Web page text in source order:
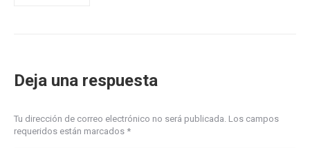
Deja una respuesta
Tu dirección de correo electrónico no será publicada. Los campos
requeridos están marcados *